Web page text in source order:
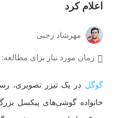
اعلام کرد
مهرشاد رجبی
زمان مورد نیاز برای مطالعه: ۱ دقیقه
گوگل در یک تیزر تصویری،
خانواده گوشی‌های پیکسل